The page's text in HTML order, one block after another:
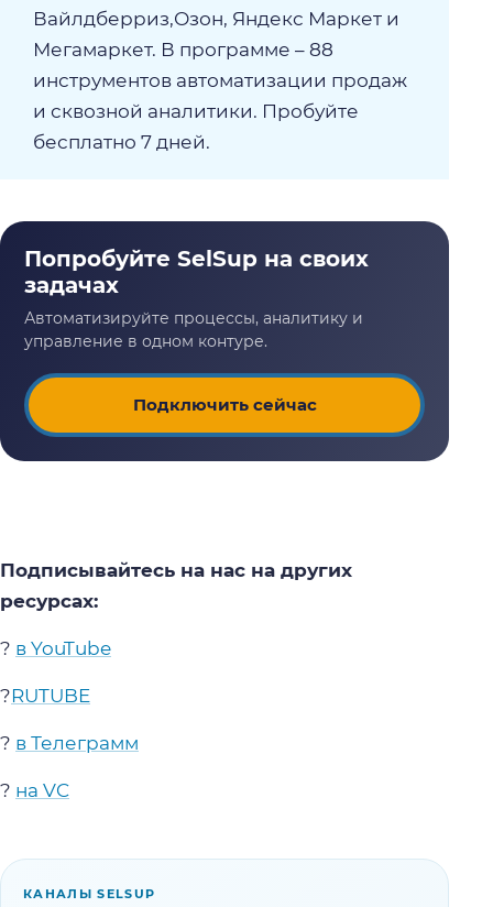
Вайлдберриз,Озон, Яндекс Маркет и
Мегамаркет. В программе – 88
инструментов автоматизации продаж
и сквозной аналитики. Пробуйте
бесплатно 7 дней.
Подключить сейчас
Подписывайтесь на нас на других
ресурсах:
? в YouTube
?RUTUBE
? в Телеграмм
? на VC
КАНАЛЫ SELSUP